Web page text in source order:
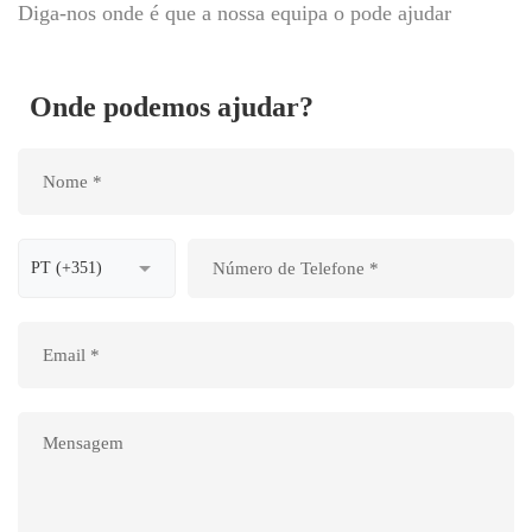
Diga-nos onde é que a nossa equipa o pode ajudar
Onde podemos ajudar?